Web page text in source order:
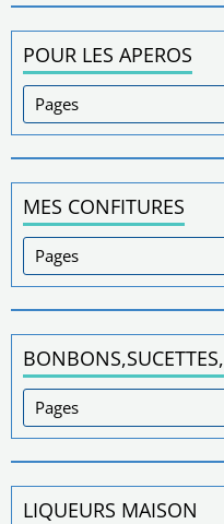
POUR LES APEROS
MES CONFITURES
BONBONS,SUCETTES,
LIQUEURS MAISON